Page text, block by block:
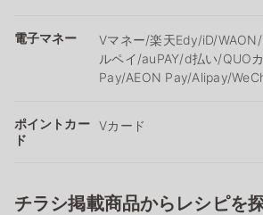
電子マネー
Vマネー/楽天Edy/iD/
ルペイ/auPAY/d払い/QUO
Pay/AEON Pay/Alipay/
ポイントカー
ド
Vカード
チラシ掲載商品からレシピを